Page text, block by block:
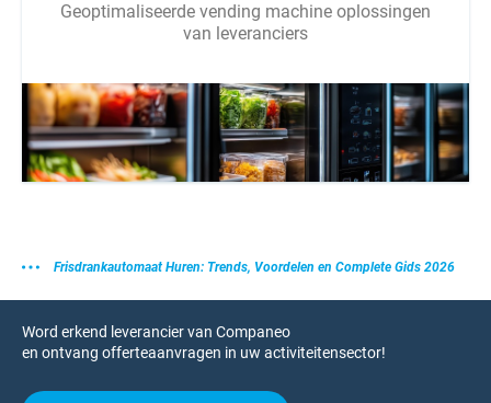
Geoptimaliseerde vending machine oplossingen
van leveranciers
Frisdrankautomaat Huren: Trends, Voordelen en Complete Gids 2026
Word erkend leverancier van Companeo
en ontvang offerteaanvragen in uw activiteitensector!